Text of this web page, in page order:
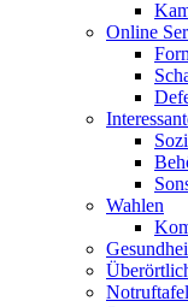
Online
Wahlen
Notruftafel